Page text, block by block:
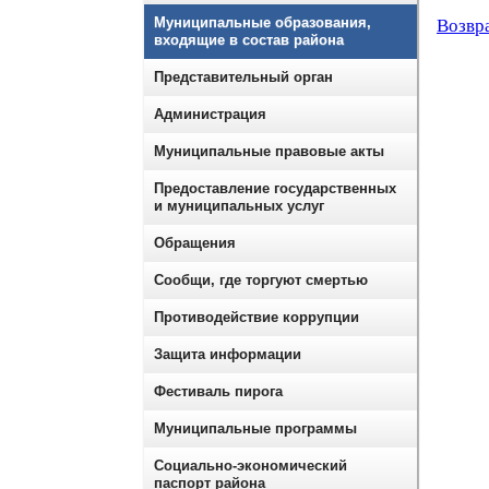
Муниципальные образования,
входящие в состав района
Представительный орган
Администрация
Муниципальные правовые акты
Предоставление государственных
и муниципальных услуг
Обращения
Сообщи, где торгуют смертью
Противодействие коррупции
Защита информации
Фестиваль пирога
Муниципальные программы
Социально-экономический
паспорт района